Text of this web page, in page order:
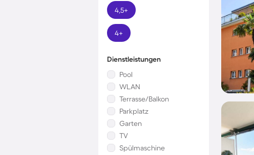
4,5+
4+
Dienstleistungen
Pool
WLAN
Terrasse/Balkon
Parkplatz
Garten
TV
Spülmaschine